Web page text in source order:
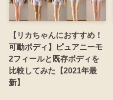
【リカちゃんにおすすめ！
可動ボディ】ピュアニーモ
2フィールと既存ボディを
比較してみた【2021年最
新】